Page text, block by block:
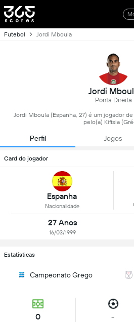
Futebol Jordi Mboula
Jordi
Ponta Direita
Jordi Mboula (Espanha, 27) é um jogador
pelo(a) Kifisia
Perfil Jogos
Card do jogador
Espanha
Nacionalidade
27 Anos
16/03/1999
Estatísticas
Campeonato Grego
0 -